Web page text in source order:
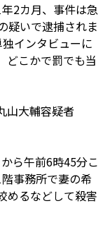
2カ月、事件は急
疑いで逮捕されま
インタビューに
どこかで罰でも当
山大輔容疑者
ら午前6時45分こ
事務所で妻の希
めるなどして殺害